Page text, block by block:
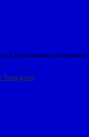
le istruzioni necessarie.
Spaggiari